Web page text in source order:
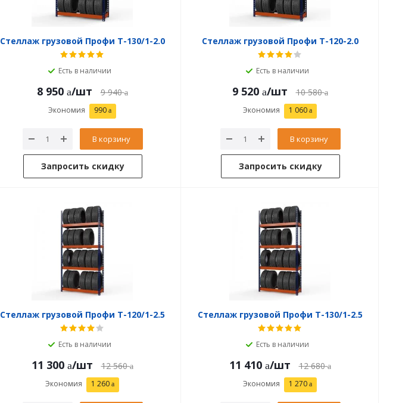
Стеллаж грузовой Профи Т-130/1-2.0
Есть в наличии
8 950 /шт 9 940
Экономия 990
В корзину
Запросить скидку
Стеллаж грузовой Профи Т-120-2.0
Есть в наличии
9 520 /шт 10 580
Экономия 1 060
В корзину
Запросить скидку
Стеллаж грузовой Профи Т-120/1-2.5
Есть в наличии
11 300 /шт 12 560
Экономия 1 260
Стеллаж грузовой Профи Т-130/1-2.5
Есть в наличии
11 410 /шт 12 680
Экономия 1 270